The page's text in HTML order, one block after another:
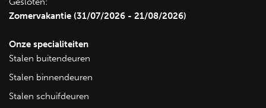
Zomervakantie (31/07/2026 - 21/08/2026)
Onze specialiteiten
Stalen buitendeuren
Stalen binnendeuren
Stalen schuifdeuren